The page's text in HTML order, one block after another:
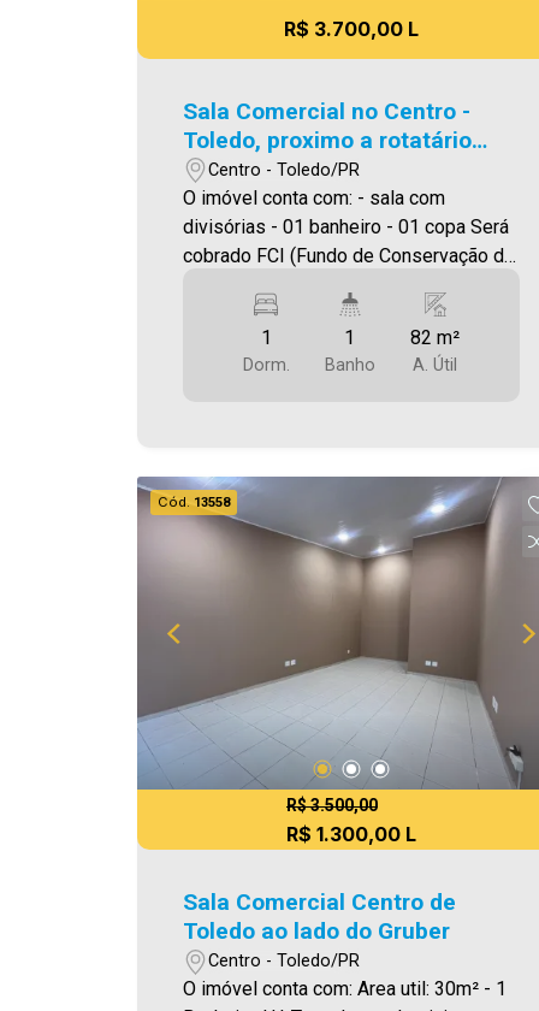
R$ 3.700,00 L
Sala Comercial no Centro -
Toledo, proximo a rotatário
com a São João
Centro - Toledo/PR
O imóvel conta com: - sala com
divisórias - 01 banheiro - 01 copa Será
cobrado FCI (Fundo de Conservação do
aluguel. Para mais detalhes sobre o
FCI, acesse o menu LOCAÇÃO em
nosso site. A Imobiliária Ativa possui
locação quanto na venda. Aproveite
essa oportunidade, agende uma visita!
Imobiliária Ativa | Sinta-se em casa! -
As informações aqui prestadas são
verdadeiras, todavia, reservamo-nos o
digitação e/ou ortografia, bem como
alteração dos preços e imagens. Fotos
meramente ilustrativas.
1
Dorm.
1
Banho
82 m²
A. Útil
Cód. 13558
R$ 3.500,00
R$ 1.300,00 L
Sala Comercial Centro de
Toledo ao lado do Gruber
Centro - Toledo/PR
O imóvel conta com: Area util: 30m² - 1